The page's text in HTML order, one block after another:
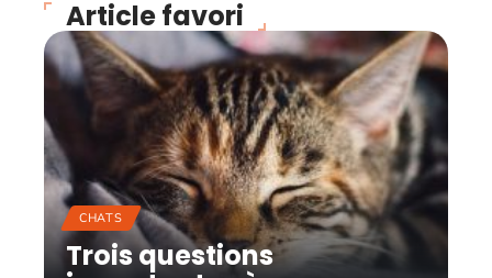
Article favori
CHATS
Trois questions